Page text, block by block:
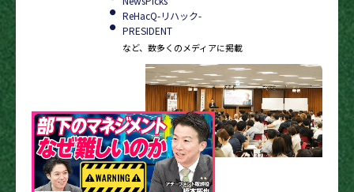
ReHacQ-リハック-
PRESIDENT
など、数多くのメディアに掲載